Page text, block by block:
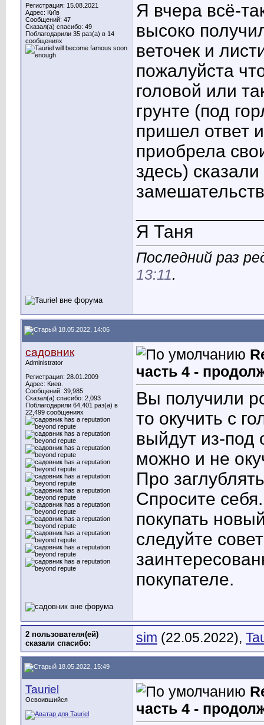
Регистрация: 15.08.2021
Адрес: Київ
Сообщений: 47
Сказал(а) спасибо: 49
Поблагодарили 35 раз(а) в 14
сообщениях
Я вчера всё-
высоко
веточек и
пожалуйста
головой или
грунте (под
пришел ответ
приобрела
здесь)
Я Таня
Последний раз
13:11.
18.05.2022, 14:06
садовник
Administrator
Регистрация: 28.01.2009
Адрес: Киев.
Сообщений: 39,985
Сказал(а) спасибо: 2,093
Поблагодарили 64,401 раз(а) в
22,499 сообщениях
часть 4 -
Вы получили
то окучить с
выйдут из-под
можно и не
Про
Спросите
покупать
следуйте
покупателе.
2 пользователя(ей)
сказали cпасибо:
sim (22.05.2022),
18.05.2022, 15:49
Tauriel
Освоившийся
часть 4 -